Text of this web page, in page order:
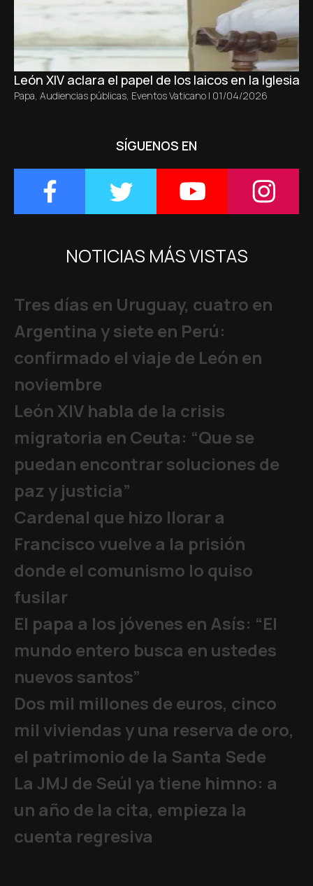
León XIV aclara el papel de los laicos en la Iglesia
Papa, Audiencias públicas, Eventos Vaticano | 01/04/2026
SÍGUENOS EN
NOTICIAS MÁS VISTAS
Tres días en Uruguay, cuatro en
Argentina y siete en Perú:
confirmado el viaje de León en
noviembre
León XIV habla de la crisis
migratoria en Ceuta: “Que se
puedan encontrar soluciones de
paz y justicia”
Cardenal que hizo llorar a
Francisco vuelve a la prisión
donde el comunismo lo quiso
fusilar
El papa a los jóvenes en Asís: “El
mundo entero busca en ustedes
nuevos santos”
Dos mil millones de euros, cinco
mil viviendas y una reserva de oro,
el patrimonio de la Santa Sede
La JMJ de Seúl ya tiene himno: a
un año de la cita, empieza la
cuenta regresiva